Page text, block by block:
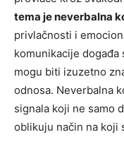
tema je neverbalna
privlačnosti i
komunikacije
mogu biti izuzetno
odnosa. Neverbalna
signala koji ne samo
oblikuju način na koji